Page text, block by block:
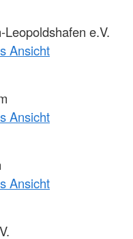
e.V.
Ansicht
Ansicht
Ansicht